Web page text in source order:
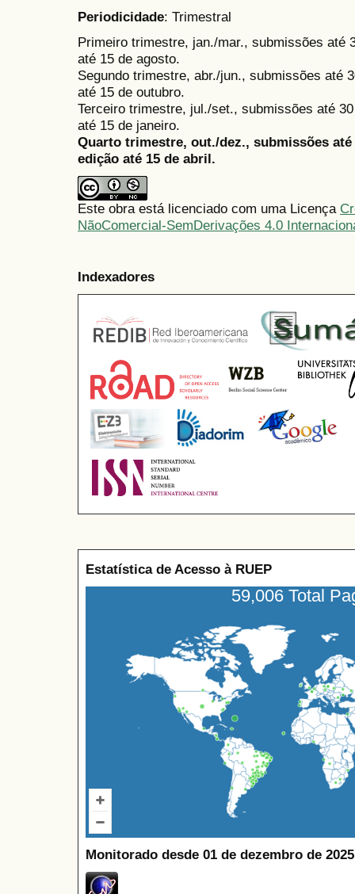
Periodicidade: Trimestral
Primeiro trimestre, jan./mar., submissões até
até 15 de agosto.
Segundo trimestre, abr./jun., submissões até
até 15 de outubro.
Terceiro trimestre, jul./set., submissões até
até 15 de janeiro.
Quarto trimestre, out./dez., submissões
edição até 15 de abril.
Este obra está licenciado com uma Licença
NãoComercial-SemDerivações 4.0
Indexadores
Estatística de Acesso à RUEP
59,006 Total
Monitorado desde 01 de dezembro de